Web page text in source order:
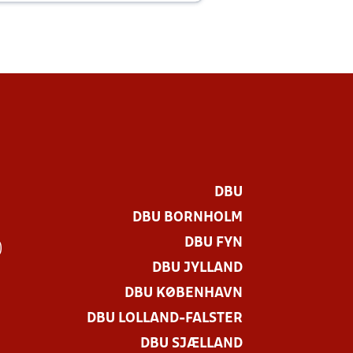
DBU
DBU BORNHOLM
DBU FYN
DBU JYLLAND
DBU KØBENHAVN
DBU LOLLAND-FALSTER
DBU SJÆLLAND